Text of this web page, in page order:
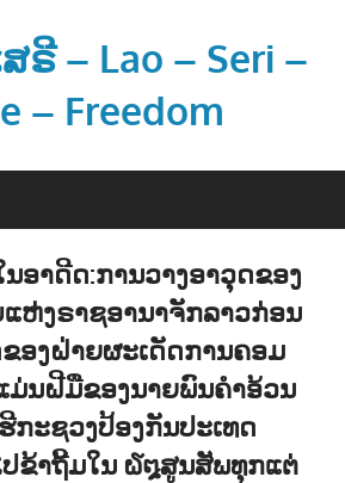
ຣີ – Lao – Seri –
– Freedom
ນອາດີດ:ການວາງອາວຸດຂອງ
ຫ່ງຣາຊອານາຈັກລາວກ່ອນ
ອງຝ່າຍຜະເດັດການຄອມ
ມ່ນຝີມືຂອງນາຍພົນຄຳອ້ວນ
ະຊວງປ້ອງກັນປະເທດ
ຂ້າຖີ້ມໃນ ໖໘ສູນສັພທຸກແຕ່